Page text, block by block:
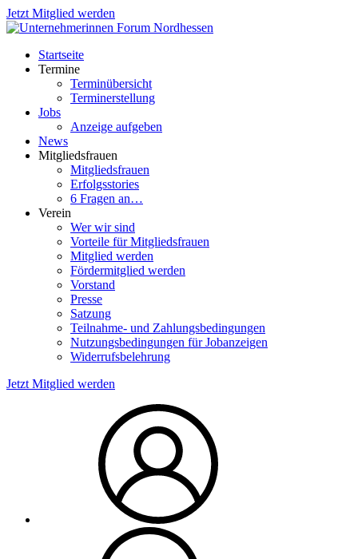
Jetzt Mitglied werden
Startseite
Termine
Terminübersicht
Terminerstellung
Jobs
Anzeige aufgeben
News
Mitgliedsfrauen
Mitgliedsfrauen
Erfolgsstories
6 Fragen an…
Verein
Wer wir sind
Vorteile für Mitgliedsfrauen
Mitglied werden
Fördermitglied werden
Vorstand
Presse
Satzung
Teilnahme- und Zahlungsbedingungen
Nutzungsbedingungen für Jobanzeigen
Widerrufsbelehrung
Jetzt Mitglied werden